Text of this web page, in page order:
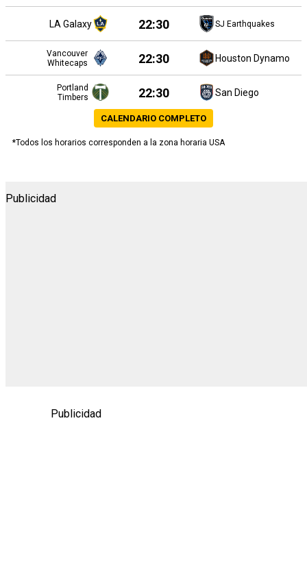
LA Galaxy 22:30 SJ Earthquakes
Vancouver
Whitecaps
22:30 Houston Dynamo
Portland
Timbers
22:30 San Diego
CALENDARIO COMPLETO
*Todos los horarios corresponden a la zona horaria USA
Publicidad
Publicidad